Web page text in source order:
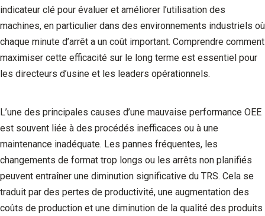
indicateur clé pour évaluer et améliorer l’utilisation des
machines, en particulier dans des environnements industriels où
chaque minute d’arrêt a un coût important. Comprendre comment
maximiser cette efficacité sur le long terme est essentiel pour
les directeurs d’usine et les leaders opérationnels.
L’une des principales causes d’une mauvaise performance OEE
est souvent liée à des procédés inefficaces ou à une
maintenance inadéquate. Les pannes fréquentes, les
changements de format trop longs ou les arrêts non planifiés
peuvent entraîner une diminution significative du TRS. Cela se
traduit par des pertes de productivité, une augmentation des
coûts de production et une diminution de la qualité des produits